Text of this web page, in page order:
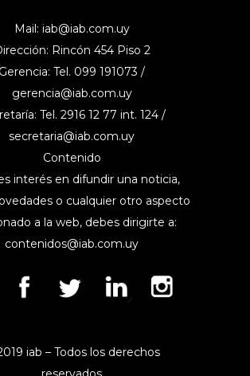
Mail: iab@iab.com.uy
Rincón 454 Piso 2
Gerencia: Tel. 099 191073 /
gerencia@iab.com.uy
Tel. 2916 12 77 int. 124 /
secretaria@iab.com.uy
Contenido
interés en difundir una noticia,
o cualquier otro aspecto
a la web, debes dirigirte a:
contenidos@iab.com.uy
iab – Todos los derechos